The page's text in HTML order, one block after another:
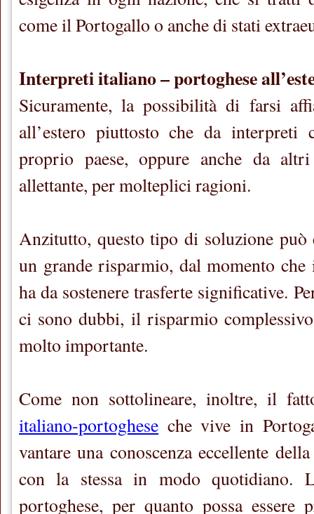
come il Portogallo o anche di stati
Interpreti italiano – portoghese
Sicuramente, la possibilità di farsi
all’estero piuttosto che da interpreti
proprio paese, oppure anche da
allettante, per molteplici ragioni.
Anzitutto, questo tipo di soluzione può
un grande risparmio, dal momento
ha da sostenere trasferte significative.
ci sono dubbi, il risparmio
molto importante.
Come non sottolineare, inoltre, il
italiano-portoghese che vive in
vantare una conoscenza eccellente
con la stessa in modo quotidiano.
portoghese, per quanto possa essere